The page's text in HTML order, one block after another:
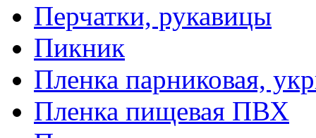
Перчатки, рукавицы
Пикник
Пленка парниковая,
Пленка пищевая ПВХ